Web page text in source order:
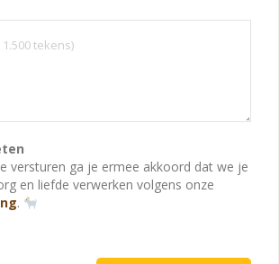
versturen ga je ermee akkoord dat we je
en liefde verwerken volgens onze
.